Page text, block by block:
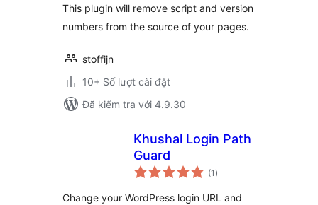
This plugin will remove script and version
numbers from the source of your pages.
stoffijn
10+ Số lượt cài đặt
Đã kiểm tra với 4.9.30
Khushal Login Path
Guard
(1 tổng
đánh
)
Change your WordPress login URL and